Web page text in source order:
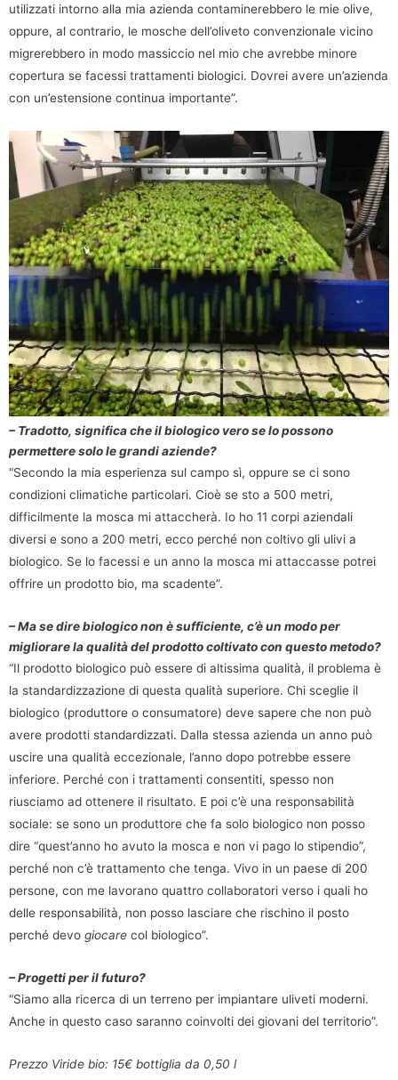
utilizzati intorno alla mia azienda contaminerebbero le mie olive,
oppure, al contrario, le mosche dell’oliveto convenzionale vicino
migrerebbero in modo massiccio nel mio che avrebbe minore
copertura se facessi trattamenti biologici. Dovrei avere un’azienda
con un’estensione continua importante”.
– Tradotto, significa che il biologico vero se lo possono
permettere solo le grandi aziende?
“Secondo la mia esperienza sul campo sì, oppure se ci sono
condizioni climatiche particolari. Cioè se sto a 500 metri,
difficilmente la mosca mi attaccherà. Io ho 11 corpi aziendali
diversi e sono a 200 metri, ecco perché non coltivo gli ulivi a
biologico. Se lo facessi e un anno la mosca mi attaccasse potrei
offrire un prodotto bio, ma scadente”.
– Ma se dire biologico non è sufficiente, c’è un modo per
migliorare la qualità del prodotto coltivato con questo metodo?
“Il prodotto biologico può essere di altissima qualità, il problema è
la standardizzazione di questa qualità superiore. Chi sceglie il
biologico (produttore o consumatore) deve sapere che non può
avere prodotti standardizzati. Dalla stessa azienda un anno può
uscire una qualità eccezionale, l’anno dopo potrebbe essere
inferiore. Perché con i trattamenti consentiti, spesso non
riusciamo ad ottenere il risultato. E poi c’è una responsabilità
sociale: se sono un produttore che fa solo biologico non posso
dire “quest’anno ho avuto la mosca e non vi pago lo stipendio”,
perché non c’è trattamento che tenga. Vivo in un paese di 200
persone, con me lavorano quattro collaboratori verso i quali ho
delle responsabilità, non posso lasciare che rischino il posto
perché devo giocare col biologico”.
– Progetti per il futuro?
“Siamo alla ricerca di un terreno per impiantare uliveti moderni.
Anche in questo caso saranno coinvolti dei giovani del territorio”.
Prezzo Viride bio: 15€ bottiglia da 0,50 l